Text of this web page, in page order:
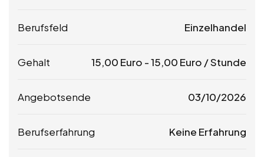
Berufsfeld Einzelhandel
Gehalt 15,00 Euro -15,00 Euro / Stunde
Angebotsende 03/10/2026
Berufserfahrung Keine Erfahrung